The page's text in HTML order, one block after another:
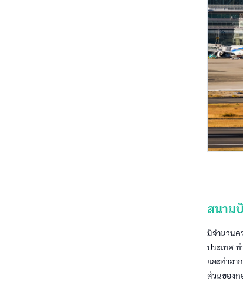
สนาม
มีจำนวนค
ประเทศ
และท่าอา
ส่วนของก